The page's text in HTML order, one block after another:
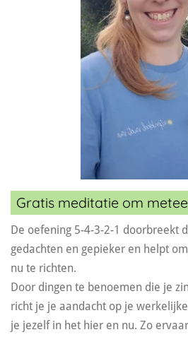
Gratis meditatie om
De oefening 5-4-3-2-1 doorbreekt
gedachten en gepieker en helpt
nu te richten.
Door dingen te benoemen die je
richt je je aandacht op je
je jezelf in het hier en nu. Zo